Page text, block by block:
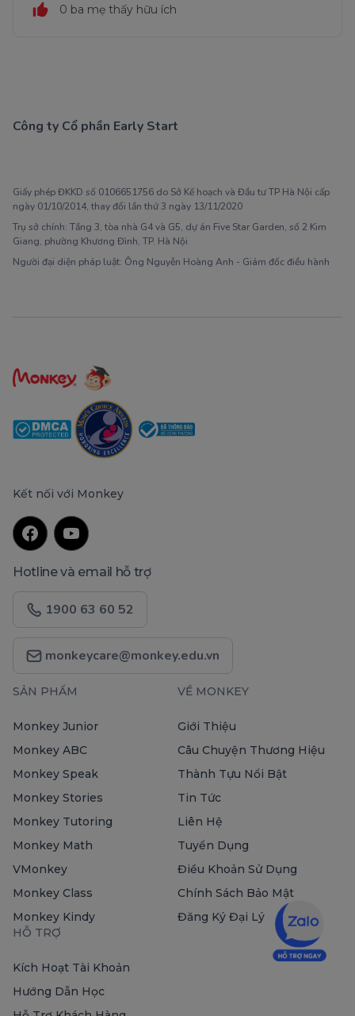
0 ba mẹ thấy hữu ích
Công ty Cổ phần Early Start
Giấy phép ĐKKD số 0106651756 do Sở Kế hoạch và Đầu tư TP Hà Nội cấp
ngày 01/10/2014, thay đổi lần thứ 3 ngày 13/11/2020
Trụ sở chính: Tầng 3, tòa nhà G4 và G5, dự án Five Star Garden, số 2 Kim
Giang, phường Khương Đình, TP. Hà Nội
Người đại diện pháp luật: Ông Nguyễn Hoàng Anh - Giám đốc điều hành
Kết nối với Monkey
Hotline và email hỗ trợ
1900 63 60 52
monkeycare@monkey.edu.vn
SẢN PHẨM
Monkey Junior
Monkey ABC
Monkey Speak
Monkey Stories
Monkey Tutoring
Monkey Math
VMonkey
Monkey Class
Monkey Kindy
VỀ MONKEY
Giới Thiệu
Câu Chuyện Thương Hiệu
Thành Tựu Nổi Bật
Tin Tức
Liên Hệ
Tuyển Dụng
Điều Khoản Sử Dụng
Chính Sách Bảo Mật
Đăng Ký Đại Lý
HỖ TRỢ
Kích Hoạt Tài Khoản
Hướng Dẫn Học